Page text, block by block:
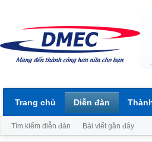
Trang chủ Diễn đàn
Tìm kiếm diễn đàn Bài viết gần đây